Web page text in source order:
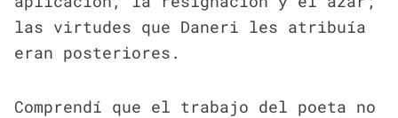
las virtudes que Daneri les atribuía
eran posteriores.
Comprendí que el trabajo del poeta no